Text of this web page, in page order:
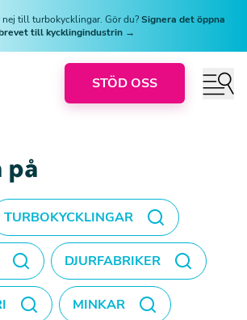
nej till turbokycklingar. Gör du?Signera det öppna
till kycklingindustrin →
STÖD OSS
på
TURBOKYCKLINGAR
DJURFABRIKER
MINKAR